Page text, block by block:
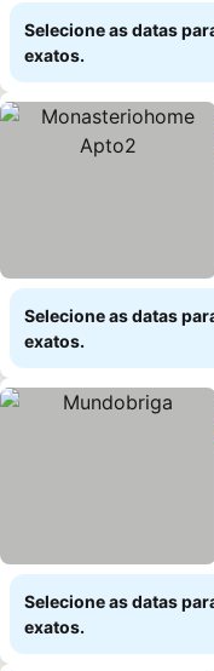
Selecione as datas
exatos.
Selecione as datas
exatos.
Selecione as datas
exatos.